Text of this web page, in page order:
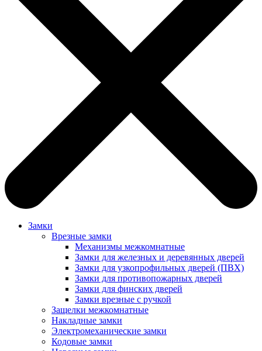
Замки
Врезные замки
Механизмы межкомнатные
Замки для железных и деревянных дверей
Замки для узкопрофильных дверей (ПВХ)
Замки для противопожарных дверей
Замки для финских дверей
Замки врезные с ручкой
Защелки межкомнатные
Накладные замки
Электромеханические замки
Кодовые замки